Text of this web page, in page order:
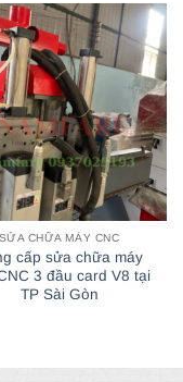
SỬA CHỮA MÁY CNC
cấp sửa chữa máy
3 đầu card V8 tại
TP Sài Gòn